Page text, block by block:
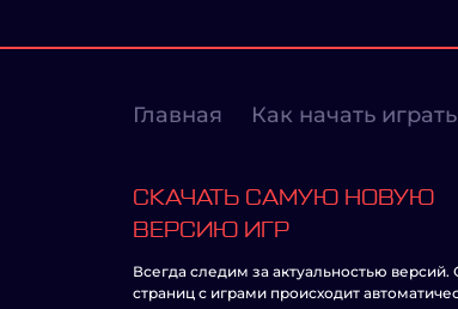
Главная Как начать играть
СКАЧАТЬ САМУЮ НОВУЮ
ВЕРСИЮ ИГР
Всегда следим за актуальностью
страниц с играми происходит